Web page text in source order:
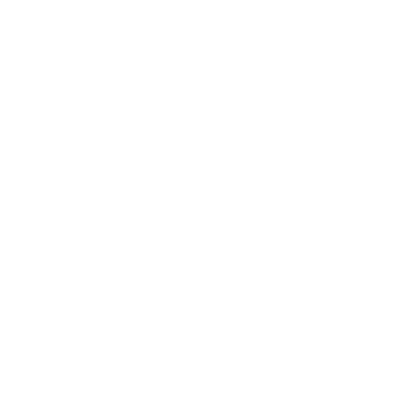
I received it I could see the pot was good quality
I received it I could see the pot was good quality